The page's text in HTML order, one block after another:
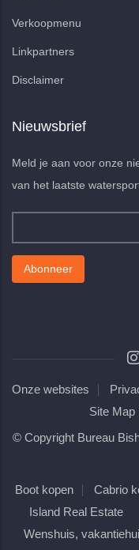
Verkoopmenu
Linkpartners
Disclaimer
Nieuwsbrief
Meld je aan voor onze
van het laatste
Onze websites
Site Map
© Copyright Bureau
Boot kopen Cabrio
Island Real Estate
Wenshuis,